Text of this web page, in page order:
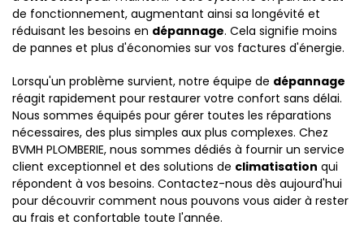
de fonctionnement, augmentant ainsi sa longévité et
réduisant les besoins en dépannage. Cela signifie moins
de pannes et plus d'économies sur vos factures d'énergie.
Lorsqu'un problème survient, notre équipe de dépannage
réagit rapidement pour restaurer votre confort sans délai.
Nous sommes équipés pour gérer toutes les réparations
nécessaires, des plus simples aux plus complexes. Chez
BVMH PLOMBERIE, nous sommes dédiés à fournir un service
client exceptionnel et des solutions de climatisation qui
répondent à vos besoins. Contactez-nous dès aujourd'hui
pour découvrir comment nous pouvons vous aider à rester
au frais et confortable toute l'année.